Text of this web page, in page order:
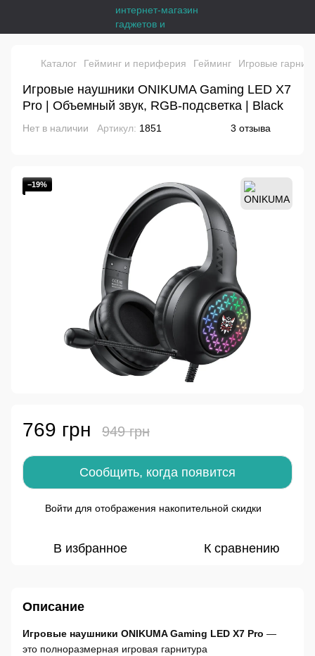
Каталог Гейминг и периферия Гейминг Игровые
Игровые наушники ONIKUMA Gaming LED X7
Pro | Объемный звук, RGB-подсветка | Black
Нет в наличии Артикул: 1851 3 отзыва
−19%
769 грн 949 грн
Сообщить, когда появится
Войти для отображения накопительной скидки
В избранное К сравнению
Описание
Игровые наушники ONIKUMA Gaming LED X7 Pro —
это полноразмерная игровая гарнитура